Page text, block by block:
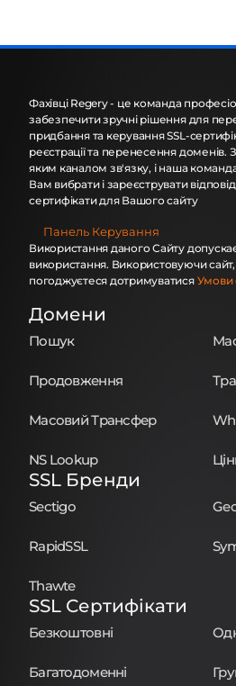
Фахівці Regery - це команда
забезпечити зручні рішення для
придбання та керування SSL-
реєстрації та перенесення доменів.
яким каналом зв'язку, і наша
Вам вибрати і зареєструвати
сертифікати для Вашого сайту
Панель Керування
Використання даного Сайту
використання. Використовуючи
погоджуєтеся дотримуватися Умови
Домени
Пошук
Продовження
Масовий Трансфер
NS Lookup
SSL Бренди
Sectigo
RapidSSL
Thawte
SSL Сертифікати
Безкоштовні
Багатодоменні